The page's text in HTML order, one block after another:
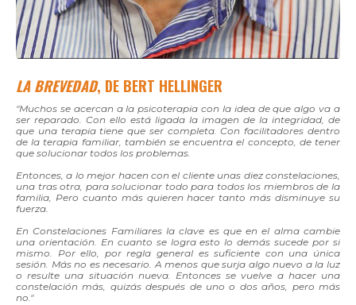
LA BREVEDAD, DE BERT HELLINGER
"Muchos se acercan a la psicoterapia con la idea de que algo va a
ser reparado. Con ello está ligada la imagen de la integridad, de
que una terapia tiene que ser completa. Con facilitadores dentro
de la terapia familiar, también se encuentra el concepto, de tener
que solucionar todos los problemas.
Entonces, a lo mejor hacen con el cliente unas diez constelaciones,
una tras otra, para solucionar todo para todos los miembros de la
familia, Pero cuanto más quieren hacer tanto más disminuye su
fuerza.
En Constelaciones Familiares la clave es que en el alma cambie
una orientación. En cuanto se logra esto lo demás sucede por sí
mismo. Por ello, por regla general es suficiente con una única
sesión. Más no es necesario. A menos que surja algo nuevo a la luz
o resulte una situación nueva. Entonces se vuelve a hacer una
constelación más, quizás después de uno o dos años, pero más
no."